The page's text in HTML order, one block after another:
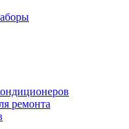
ремонта